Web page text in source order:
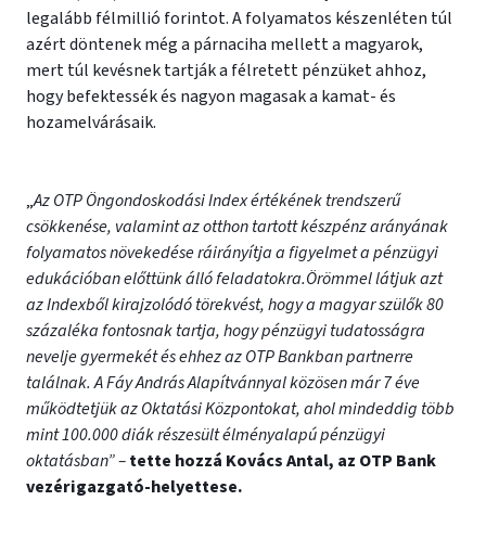
legalább félmillió forintot. A folyamatos készenléten túl
azért döntenek még a párnaciha mellett a magyarok,
mert túl kevésnek tartják a félretett pénzüket ahhoz,
hogy befektessék és nagyon magasak a kamat- és
hozamelvárásaik.
„Az OTP Öngondoskodási Index értékének trendszerű
csökkenése, valamint az otthon tartott készpénz arányának
folyamatos növekedése ráirányítja a figyelmet a pénzügyi
edukációban előttünk álló feladatokra.Örömmel látjuk azt
az Indexből kirajzolódó törekvést, hogy a magyar szülők 80
százaléka fontosnak tartja, hogy pénzügyi tudatosságra
nevelje gyermekét és ehhez az OTP Bankban partnerre
találnak. A Fáy András Alapítvánnyal közösen már 7 éve
működtetjük az Oktatási Központokat, ahol mindeddig több
mint 100.000 diák részesült élményalapú pénzügyi
oktatásban” –tette hozzá Kovács Antal, az OTP Bank
vezérigazgató-helyettese.